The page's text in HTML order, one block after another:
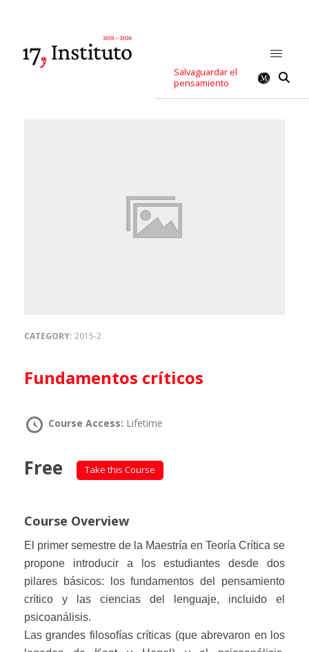
Salvaguardar el
pensamiento
CATEGORY: 2015-2
Fundamentos críticos
Course Access: Lifetime
Free Take this Course
Course Overview
El primer semestre de la Maestría en Teoría Crítica se
propone introducir a los estudiantes desde dos
pilares básicos: los fundamentos del pensamiento
crítico y las ciencias del lenguaje, incluido el
psicoanálisis.
Las grandes filosofías críticas (que abrevaron en los